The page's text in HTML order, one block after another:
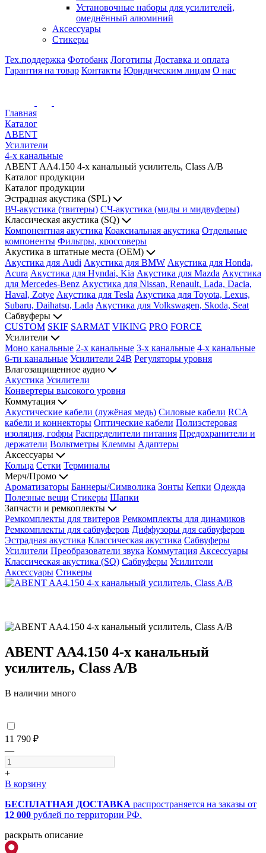
Установочные наборы для усилителей,
омеднённый алюминий
Аксессуары
Стикеры
Тех.поддержка Фотобанк Логотипы Доставка и оплата
Гарантия на товар Контакты Юридическим лицам О нас
Главная
Каталог
ABENT
Усилители
4-х канальные
ABENT AA4.150 4-х канальный усилитель, Class A/B
Каталог продукции
Каталог продукции
Эстрадная акустика (SPL)
ВЧ-акустика (твитеры) СЧ-акустика (миды и мидвуферы)
Классическая акустика (SQ)
Компонентная акустика Коаксиальная акустика Отдельные
компоненты Фильтры, кроссоверы
Акустика в штатные места (OEM)
Акустика для Audi Акустика для BMW Акустика для Honda,
Acura Акустика для Hyndai, Kia Акустика для Mazda Акустика
для Mercedes-Benz Акустика для Nissan, Renault, Lada, Dacia,
Haval, Zotye Акустика для Tesla Акустика для Toyota, Lexus,
Subaru, Daihatsu, Lada Акустика для Volkswagen, Skoda, Seat
Сабвуферы
CUSTOM SKIF SARMAT VIKING PRO FORCE
Усилители
Моно канальные 2-х канальные 3-х канальные 4-х канальные
6-ти канальные Усилители 24В Регуляторы уровня
Влагозащищенное аудио
Акустика Усилители
Конвертеры высокого уровня
Коммутация
Акустические кабели (лужёная медь) Силовые кабели RCA
кабели и коннекторы Оптические кабели Полиэстеровая
изоляция, гофры Распределители питания Предохранители и
держатели Вольтметры Клеммы Адаптеры
Аксессуары
Кольца Сетки Терминалы
Мерч/Промо
Ароматизаторы Баннеры/Символика Зонты Кепки Одежда
Полезные вещи Стикеры Шапки
Запчасти и ремкоплекты
Ремкомплекты для твитеров Ремкомплекты для динамиков
Ремкомплекты для сабвуферов Диффузоры для сабвуферов
Эстрадная акустика Классическая акустика Сабвуферы
Усилители Преобразователи звука Коммутация Аксессуары
Классическая акустика (SQ) Сабвуферы Усилители
Аксессуары Стикеры
ABENT AA4.150 4-х канальный
усилитель, Class A/B
В наличии много
11 790 ₽
—
+
В корзину
БЕСПЛАТНАЯ ДОСТАВКА распространяется на заказы от
12 000 рублей по территории РФ.
раскрыть описание